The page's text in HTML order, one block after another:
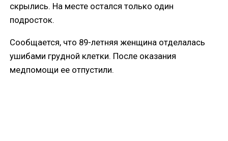
скрылись. На месте остался только один
подросток.
Сообщается, что 89-летняя женщина отделалась
ушибами грудной клетки. После оказания
медпомощи ее отпустили.